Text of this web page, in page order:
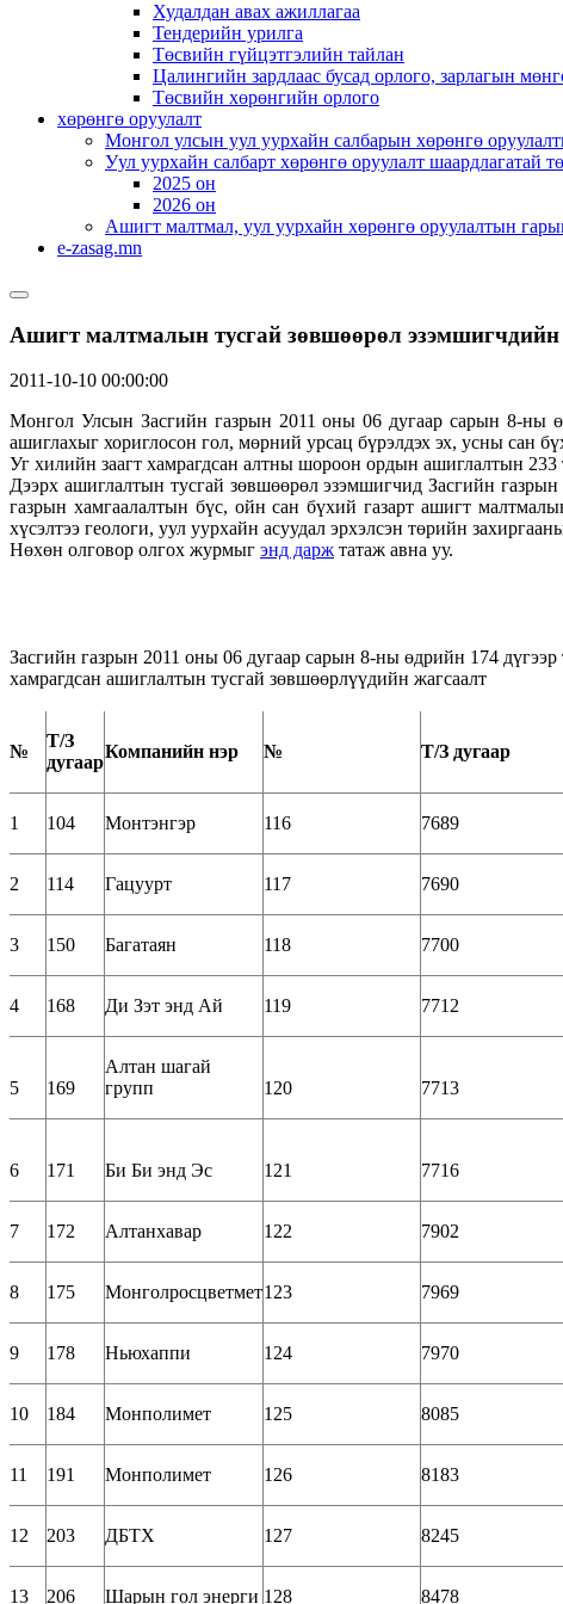
Худалдан авах ажиллагаа
Тендерийн урилга
Төсвийн гүйцэтгэлийн тайлан
Цалингийн зардлаас бусад орлого, зарлагын
Төсвийн хөрөнгийн орлого
хөрөнгө оруулалт
Монгол улсын уул уурхайн салбарын хөрөнгө
Уул уурхайн салбарт хөрөнгө оруулалт шаардлагатай
2025 он
2026 он
Ашигт малтмал, уул уурхайн хөрөнгө оруулалтын
e-zasag.mn
Ашигт малтмалын тусгай зөвшөөрөл эзэмшигчдийн
2011-10-10 00:00:00
Монгол Улсын Засгийн газрын 2011 оны 06 дугаар сарын 8-ны
ашиглахыг хориглосон гол, мөрний урсац бүрэлдэх эх, усны сан
Уг хилийн заагт хамрагдсан алтны шороон ордын ашиглалтын 233
Дээрх ашиглалтын тусгай зөвшөөрөл эзэмшигчид Засгийн
газрын хамгаалалтын бүс, ойн сан бүхий газарт ашигт
хүсэлтээ геологи, уул уурхайн асуудал эрхэлсэн төрийн
Нөхөн олговор олгох журмыг энд дарж татаж авна уу.
Засгийн газрын 2011 оны 06 дугаар сарын 8-ны өдрийн 174 дүгээр
хамрагдсан ашиглалтын тусгай зөвшөөрлүүдийн жагсаалт
№
Т/З
дугаар
Компанийн нэр № Т/З дугаар
1 104 Монтэнгэр 116 7689
2 114 Гацуурт 117 7690
3 150 Багатаян 118 7700
4 168 Ди Зэт энд Ай 119 7712
5 169
Алтан шагай
групп
120 7713
6 171 Би Би энд Эс 121 7716
7 172 Алтанхавар 122 7902
8 175 Монголросцветмет123 7969
9 178 Ньюхаппи 124 7970
10 184 Монполимет 125 8085
11 191 Монполимет 126 8183
12 203 ДБТХ 127 8245
13 206 Шарын гол энерги 128 8478